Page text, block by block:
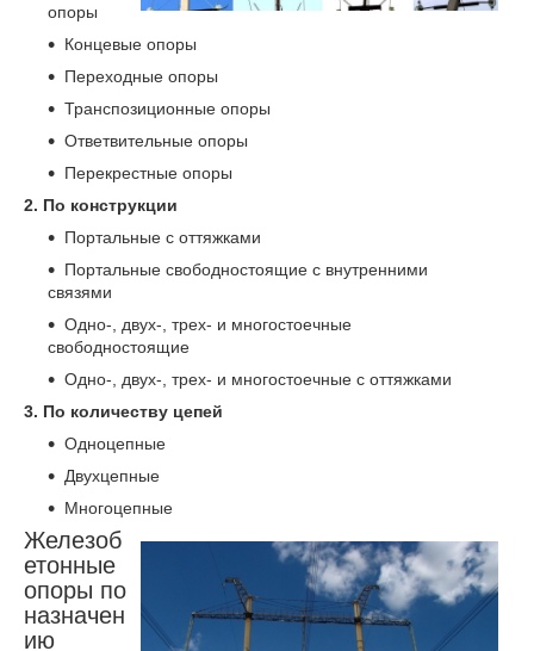
опоры
Концевые опоры
Переходные опоры
Транспозиционные опоры
Ответвительные опоры
Перекрестные опоры
2. По конструкции
Портальные с оттяжками
Портальные свободностоящие с внутренними
связями
Одно-, двух-, трех- и многостоечные
свободностоящие
Одно-, двух-, трех- и многостоечные с оттяжками
3. По количеству цепей
Одноцепные
Двухцепные
Многоцепные
Железоб
етонные
опоры по
назначен
ию